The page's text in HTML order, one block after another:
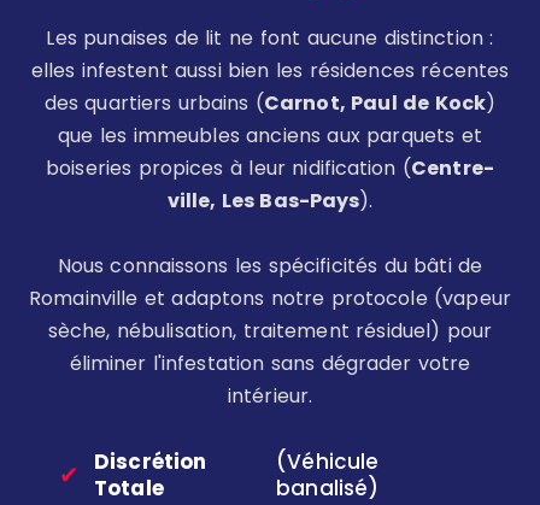
Les punaises de lit ne font aucune distinction :
elles infestent aussi bien les résidences récentes
des quartiers urbains (Carnot, Paul de Kock)
que les immeubles anciens aux parquets et
boiseries propices à leur nidification (Centre-
ville, Les Bas-Pays).
Nous connaissons les spécificités du bâti de
Romainville et adaptons notre protocole (vapeur
sèche, nébulisation, traitement résiduel) pour
éliminer l'infestation sans dégrader votre
intérieur.
✔
Discrétion
Totale
(Véhicule
banalisé)